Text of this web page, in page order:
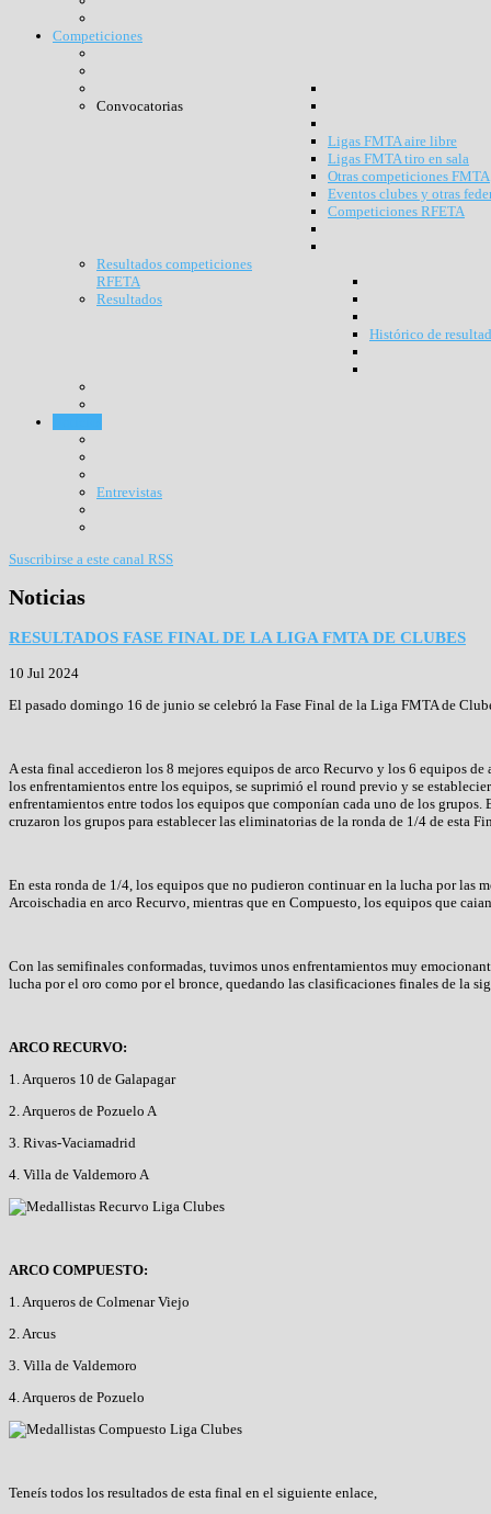
Competiciones
Convocatorias
Ligas FMTA aire libre
Ligas FMTA tiro en sala
Otras competiciones FMTA
Eventos clubes y otras
Competiciones RFETA
Resultados competiciones
RFETA
Resultados
Histórico de
Entrevistas
Suscribirse a este canal RSS
Noticias
RESULTADOS FASE FINAL DE LA LIGA FMTA DE CLUBES
10 Jul 2024
El pasado domingo 16 de junio se celebró la Fase Final de la Liga FMTA de
A esta final accedieron los 8 mejores equipos de arco Recurvo y los 6 equipos
los enfrentamientos entre los equipos, se suprimió el round previo y se
enfrentamientos entre todos los equipos que componían cada uno de los
cruzaron los grupos para establecer las eliminatorias de la ronda de 1/4 de esta
En esta ronda de 1/4, los equipos que no pudieron continuar en la lucha por las
Arcoischadia en arco Recurvo, mientras que en Compuesto, los equipos que
Con las semifinales conformadas, tuvimos unos enfrentamientos muy
lucha por el oro como por el bronce, quedando las clasificaciones finales de la
ARCO RECURVO:
1. Arqueros 10 de Galapagar
2. Arqueros de Pozuelo A
3. Rivas-Vaciamadrid
4. Villa de Valdemoro A
ARCO COMPUESTO:
1. Arqueros de Colmenar Viejo
2. Arcus
3. Villa de Valdemoro
4. Arqueros de Pozuelo
Teneís todos los resultados de esta final en el siguiente enlace,